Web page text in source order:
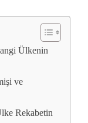
Ülkenin
ve
Rekabetin